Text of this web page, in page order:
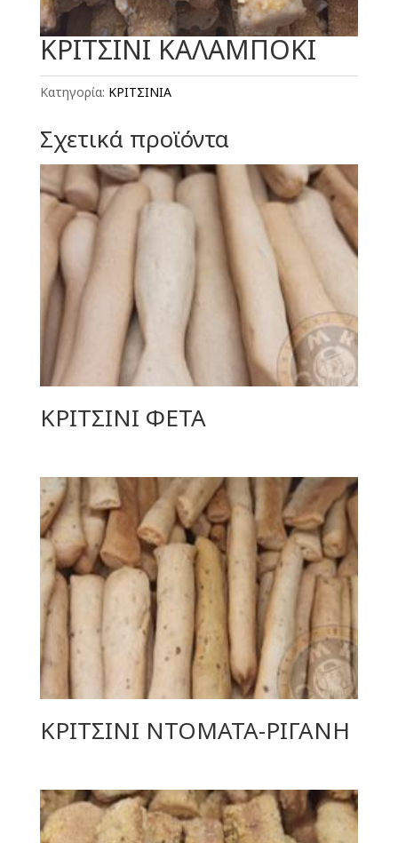
ΚΡΙΤΣΙΝΙ ΚΑΛΑΜΠΟΚΙ
Κατηγορία: ΚΡΙΤΣΙΝΙΑ
Σχετικά προϊόντα
ΚΡΙΤΣΙΝΙ ΦΕΤΑ
ΚΡΙΤΣΙΝΙ ΝΤΟΜΑΤΑ-ΡΙΓΑΝΗ